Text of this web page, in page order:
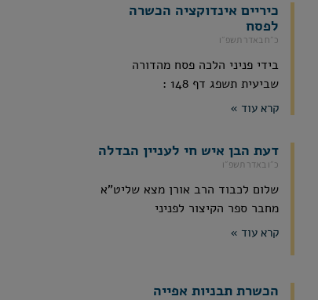
כיריים אינדוקציה הכשרה
לפסח
כ״ח באדר תשפ״ו
בידי פניני הלכה פסח מהדורה
שביעית תשפג דף 148 :
קרא עוד »
דעת הבן איש חי לעניין הבדלה
כ״ו באדר תשפ״ו
שלום לכבוד הרב אורן מצא שליט"א
מחבר ספר הקיצור לפניני
קרא עוד »
הכשרת תבניות אפייה